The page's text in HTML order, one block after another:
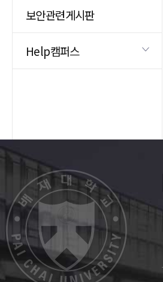
보안관련게시판
Help캠퍼스